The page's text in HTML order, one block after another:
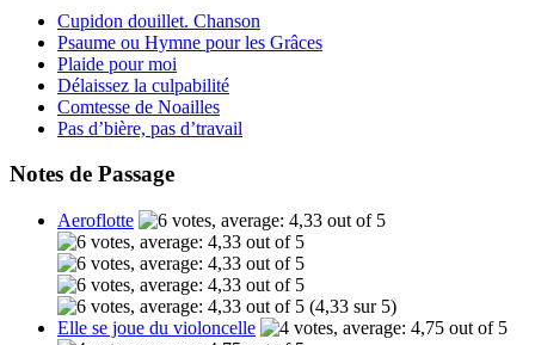
Cupidon douillet. Chanson
Psaume ou Hymne pour les Grâces
Plaide pour moi
Délaissez la culpabilité
Comtesse de Noailles
Pas d’bière, pas d’travail
Notes de Passage
Aeroflotte
(4,33 sur 5)
Elle se joue du violoncelle